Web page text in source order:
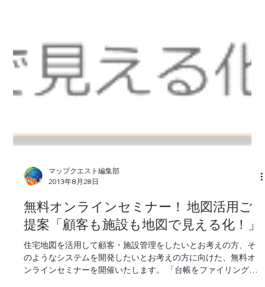
2013年9月27日
リース予定
お客様の業務に合わせた顧客・施設管理をさらに便利にするた
め、新機能を搭載した「MQ7 Ver.1.2」を 2013年11月22日
（金）に発売いたします。 新バージョンでは電柱や看板など、
ます。...